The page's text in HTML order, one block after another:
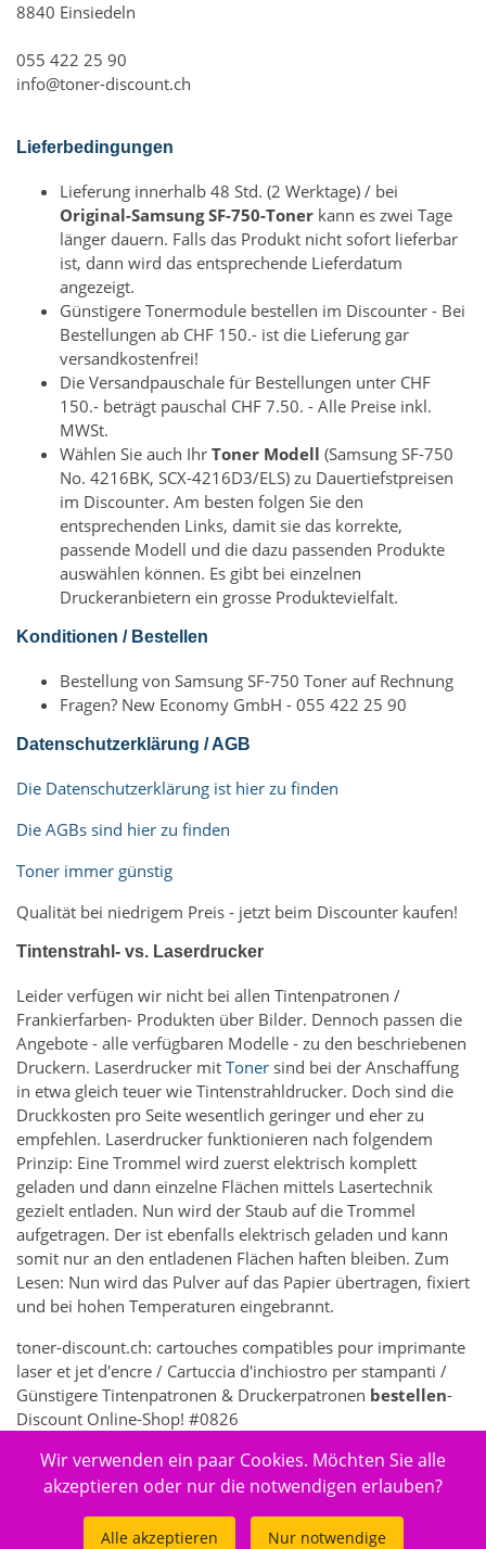
8840 Einsiedeln
055 422 25 90
info@toner-discount.ch
Lieferbedingungen
Lieferung innerhalb 48 Std. (2 Werktage) / bei
Original-Samsung SF-750-Toner kann es zwei Tage
länger dauern. Falls das Produkt nicht sofort lieferbar
ist, dann wird das entsprechende Lieferdatum
angezeigt.
Günstigere Tonermodule bestellen im Discounter - Bei
Bestellungen ab CHF 150.- ist die Lieferung gar
versandkostenfrei!
Die Versandpauschale für Bestellungen unter CHF
150.- beträgt pauschal CHF 7.50. - Alle Preise inkl.
MWSt.
Wählen Sie auch Ihr Toner Modell (Samsung SF-750
No. 4216BK, SCX-4216D3/ELS) zu Dauertiefstpreisen
im Discounter. Am besten folgen Sie den
entsprechenden Links, damit sie das korrekte,
passende Modell und die dazu passenden Produkte
auswählen können. Es gibt bei einzelnen
Druckeranbietern ein grosse Produktevielfalt.
Konditionen / Bestellen
Bestellung von Samsung SF-750 Toner auf Rechnung
Fragen? New Economy GmbH - 055 422 25 90
Datenschutzerklärung / AGB
Die Datenschutzerklärung ist hier zu finden
Die AGBs sind hier zu finden
Toner immer günstig
Qualität bei niedrigem Preis - jetzt beim Discounter kaufen!
Tintenstrahl- vs. Laserdrucker
Leider verfügen wir nicht bei allen Tintenpatronen /
Frankierfarben- Produkten über Bilder. Dennoch passen die
Angebote - alle verfügbaren Modelle - zu den beschriebenen
Druckern. Laserdrucker mit Toner sind bei der Anschaffung
in etwa gleich teuer wie Tintenstrahldrucker. Doch sind die
Druckkosten pro Seite wesentlich geringer und eher zu
empfehlen. Laserdrucker funktionieren nach folgendem
Prinzip: Eine Trommel wird zuerst elektrisch komplett
geladen und dann einzelne Flächen mittels Lasertechnik
gezielt entladen. Nun wird der Staub auf die Trommel
aufgetragen. Der ist ebenfalls elektrisch geladen und kann
somit nur an den entladenen Flächen haften bleiben. Zum
Lesen: Nun wird das Pulver auf das Papier übertragen, fixiert
und bei hohen Temperaturen eingebrannt.
toner-discount.ch: cartouches compatibles pour imprimante
laser et jet d'encre / Cartuccia d'inchiostro per stampanti /
Günstigere Tintenpatronen & Druckerpatronen bestellen-
Discount Online-Shop! #0826
7362 - Elektronik > Drucken, Kopieren, Scannen & Faxen >
Zubehör Drucker, Kopierer & Faxgeräte > Drucker-
Wir verwenden ein paar Cookies. Möchten Sie alle
akzeptieren oder nur die notwendigen erlauben?
Alle akzeptieren Nur notwendige